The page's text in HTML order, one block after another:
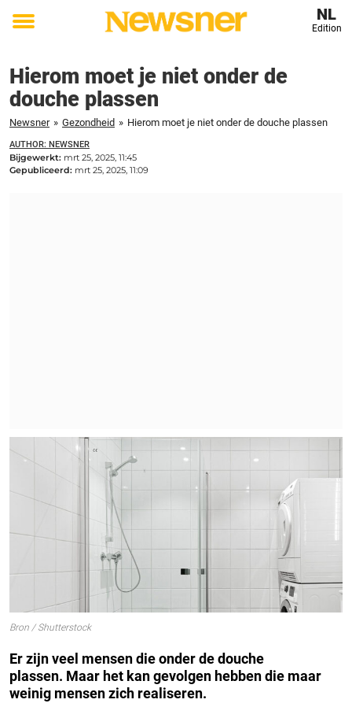
Toggle
NL
Edition
Hierom moet je niet onder de
douche plassen
Newsner » Gezondheid » Hierom moet je niet onder de douche plassen
AUTHOR: NEWSNER
Bijgewerkt: mrt 25, 2025, 11:45
Gepubliceerd: mrt 25, 2025, 11:09
Bron / Shutterstock
Er zijn veel mensen die onder de douche
plassen. Maar het kan gevolgen hebben die maar
weinig mensen zich realiseren.